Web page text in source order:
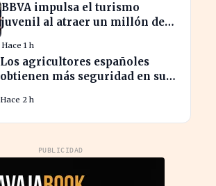
BBVA impulsa el turismo
juvenil al atraer un millón de
Hace 1 h
Los agricultores españoles
obtienen más seguridad en sus
contratos
Hace 2 h
PUBLICIDAD